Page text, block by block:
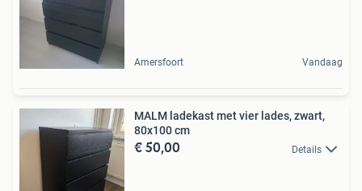
Amersfoort Vandaag
MALM ladekast met vier lades, zwart,
80x100 cm
€ 50,00 Details